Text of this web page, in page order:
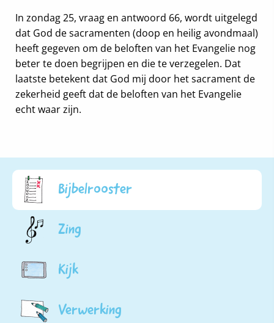
In zondag 25, vraag en antwoord 66, wordt uitgelegd
dat God de sacramenten (doop en heilig avondmaal)
heeft gegeven om de beloften van het Evangelie nog
beter te doen begrijpen en die te verzegelen. Dat
laatste betekent dat God mij door het sacrament de
zekerheid geeft dat de beloften van het Evangelie
echt waar zijn.
Bijbelrooster
Zing
Kijk
Verwerking